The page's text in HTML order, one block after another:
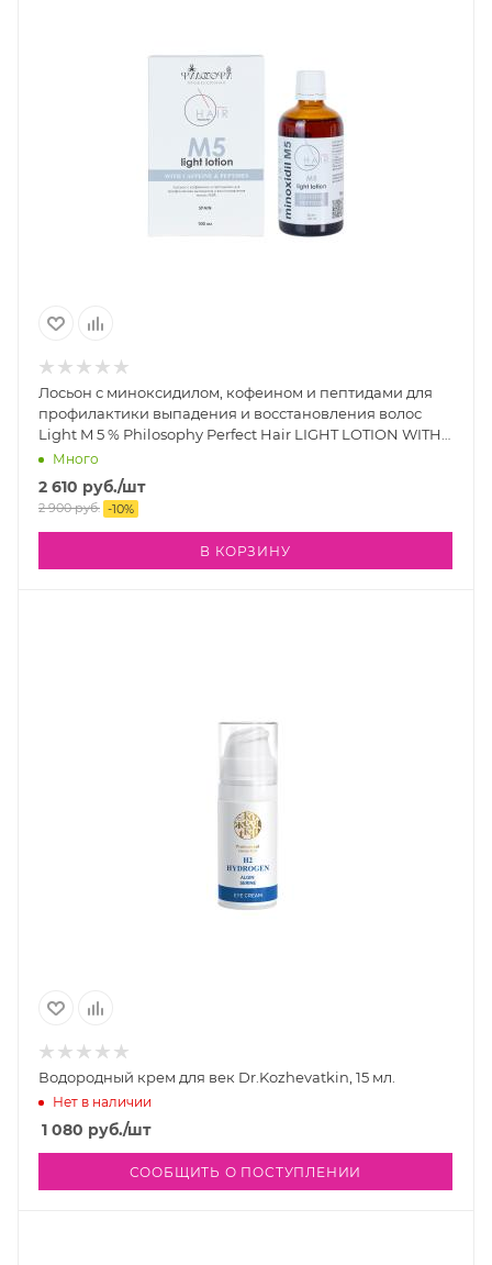
Лосьон с миноксидилом, кофеином и пептидами для
профилактики выпадения и восстановления волос
Light M 5 % Philosophy Perfect Hair LIGHT LOTION WITH
CAFFEINE & PEPTIDES M5%, 100 мл
Много
2 610 руб./шт
2 900руб. -10%
В КОРЗИНУ
Водородный крем для век Dr.Kozhevatkin, 15 мл.
Нет в наличии
1 080 руб./шт
СООБЩИТЬ О ПОСТУПЛЕНИИ